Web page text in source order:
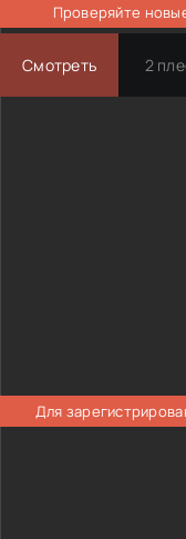
Проверяйте
Смотреть 2
Для